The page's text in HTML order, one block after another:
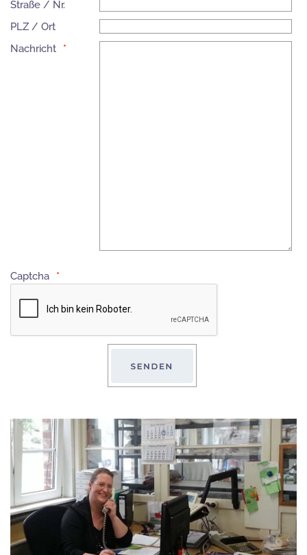
Straße / Nr.
PLZ / Ort
Nachricht
Captcha